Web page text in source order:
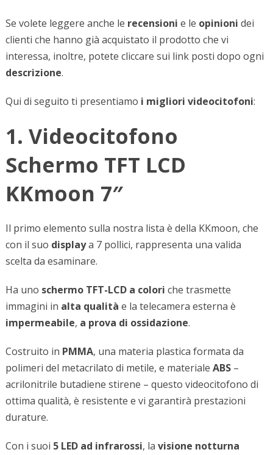
Se volete leggere anche le recensioni e le opinioni dei
clienti che hanno già acquistato il prodotto che vi
interessa, inoltre, potete cliccare sui link posti dopo ogni
descrizione.
Qui di seguito ti presentiamo i migliori videocitofoni:
1. Videocitofono
Schermo TFT LCD
KKmoon 7″
Il primo elemento sulla nostra lista è della KKmoon, che
con il suo displaya 7 pollici, rappresenta una valida
scelta da esaminare.
Ha uno schermo TFT-LCD a colori che trasmette
immagini in alta qualità e la telecamera esterna è
impermeabile, a prova di ossidazione.
Costruito in PMMA, una materia plastica formata da
polimeri del metacrilato di metile, e materiale ABS–
acrilonitrile butadiene stirene – questo videocitofono di
ottima qualità, è resistente e vi garantirà prestazioni
durature.
Con i suoi 5 LED ad infrarossi, la visione notturna